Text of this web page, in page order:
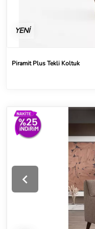
YENİ
Piramit Plus Tekli Koltuk